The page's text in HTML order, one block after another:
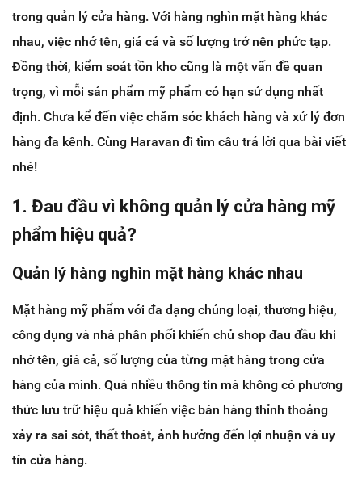
trong quản lý cửa hàng. Với hàng nghìn mặt hàng khác
nhau, việc nhớ tên, giá cả và số lượng trở nên phức tạp.
Đồng thời, kiểm soát tồn kho cũng là một vấn đề quan
trọng, vì mỗi sản phẩm mỹ phẩm có hạn sử dụng nhất
định. Chưa kể đến việc chăm sóc khách hàng và xử lý đơn
hàng đa kênh. Cùng Haravan đi tìm câu trả lời qua bài viết
nhé!
1. Đau đầu vì không quản lý cửa hàng mỹ
phẩm hiệu quả?
Quản lý hàng nghìn mặt hàng khác nhau
Mặt hàng mỹ phẩm với đa dạng chủng loại, thương hiệu,
công dụng và nhà phân phối khiến chủ shop đau đầu khi
nhớ tên, giá cả, số lượng của từng mặt hàng trong cửa
hàng của mình. Quá nhiều thông tin mà không có phương
thức lưu trữ hiệu quả khiến việc bán hàng thỉnh thoảng
xảy ra sai sót, thất thoát, ảnh hưởng đến lợi nhuận và uy
tín cửa hàng.